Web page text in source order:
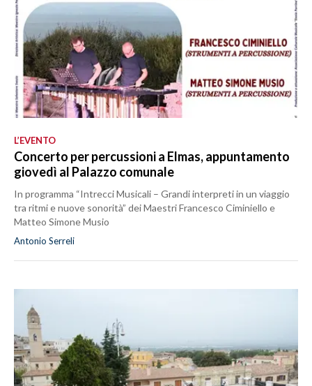
L’EVENTO
Concerto per percussioni a Elmas, appuntamento
giovedì al Palazzo comunale
In programma “Intrecci Musicali – Grandi interpreti in un viaggio
tra ritmi e nuove sonorità” dei Maestri Francesco Ciminiello e
Matteo Simone Musio
Antonio Serreli